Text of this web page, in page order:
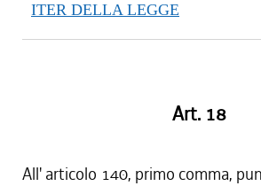
ITER DELLA LEGGE
Art. 18
All' articolo 140, primo comma,